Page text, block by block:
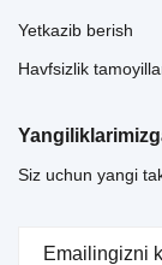
Yetkazib berish
Havfsizlik
Siz uchun yangi